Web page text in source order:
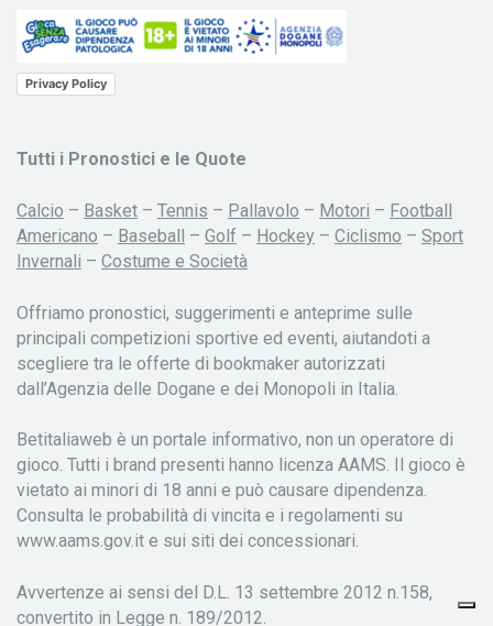
Privacy Policy
Tutti i Pronostici e le Quote
Calcio – Basket – Tennis – Pallavolo – Motori – Football
Americano – Baseball – Golf – Hockey – Ciclismo – Sport
Invernali – Costume e Società
Offriamo pronostici, suggerimenti e anteprime sulle
principali competizioni sportive ed eventi, aiutandoti a
scegliere tra le offerte di bookmaker autorizzati
dall’Agenzia delle Dogane e dei Monopoli in Italia.
Betitaliaweb è un portale informativo, non un operatore di
gioco. Tutti i brand presenti hanno licenza AAMS. Il gioco è
vietato ai minori di 18 anni e può causare dipendenza.
Consulta le probabilità di vincita e i regolamenti su
www.aams.gov.it e sui siti dei concessionari.
Avvertenze ai sensi del D.L. 13 settembre 2012 n.158,
convertito in Legge n. 189/2012.